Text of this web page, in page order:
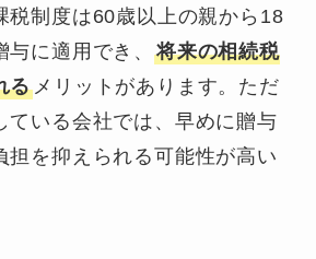
税制度は60歳以上の親から18
与に適用でき、将来の相続税
るメリットがあります。ただ
ている会社では、早めに贈与
担を抑えられる可能性が高い